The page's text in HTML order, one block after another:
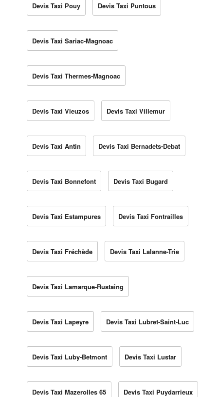
Devis Taxi Pouy Devis Taxi Puntous
Devis Taxi Sariac-Magnoac
Devis Taxi Thermes-Magnoac
Devis Taxi Vieuzos Devis Taxi Villemur
Devis Taxi Antin Devis Taxi Bernadets-Debat
Devis Taxi Bonnefont Devis Taxi Bugard
Devis Taxi Estampures Devis Taxi Fontrailles
Devis Taxi Fréchède Devis Taxi Lalanne-Trie
Devis Taxi Lamarque-Rustaing
Devis Taxi Lapeyre Devis Taxi Lubret-Saint-Luc
Devis Taxi Luby-Betmont Devis Taxi Lustar
Devis Taxi Mazerolles 65 Devis Taxi Puydarrieux